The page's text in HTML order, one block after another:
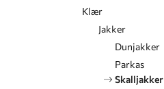
Klær
Jakker
Dunjakker
Parkas
Skalljakker